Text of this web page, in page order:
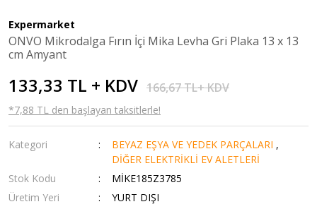
Expermarket
ONVO Mikrodalga Fırın İçi Mika Levha Gri Plaka 13 x 13
cm Amyant
133,33 TL + KDV 166,67 TL+ KDV
*7,88 TL den başlayan taksitlerle!
Kategori BEYAZ EŞYA VE YEDEK PARÇALARI ,
DİĞER ELEKTRİKLİ EV ALETLERİ
Stok Kodu
MİKE185Z3785
Üretim Yeri
YURT DIŞI